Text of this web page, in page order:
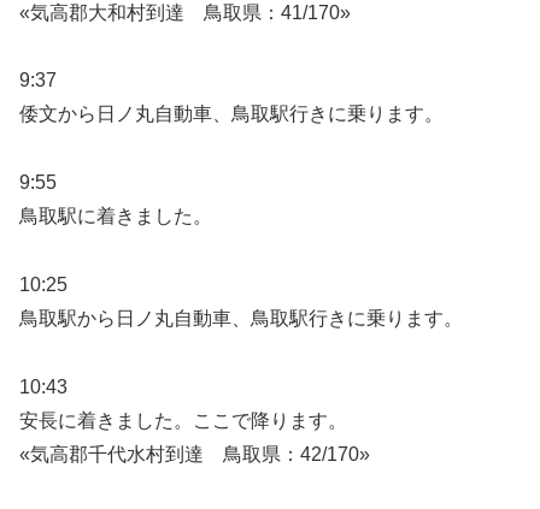
«気高郡大和村到達 鳥取県：41/170»
9:37
倭文から日ノ丸自動車、鳥取駅行きに乗ります。
9:55
鳥取駅に着きました。
10:25
鳥取駅から日ノ丸自動車、鳥取駅行きに乗ります。
10:43
安長に着きました。ここで降ります。
«気高郡千代水村到達 鳥取県：42/170»